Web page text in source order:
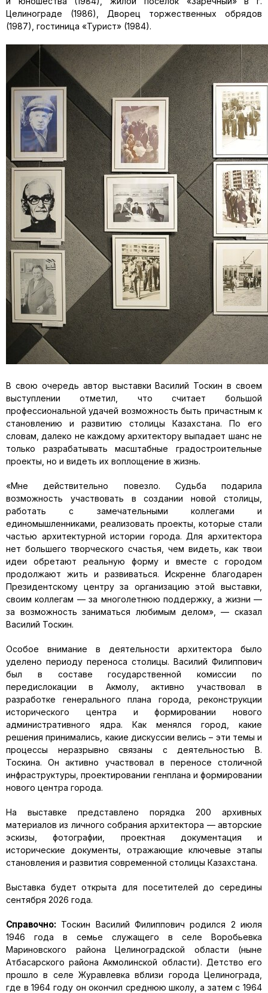
Целинограде (1986), Дворец торжественных обрядов
(1987), гостиница «Турист» (1984).
В свою очередь автор выставки Василий Тоскин в своем
выступлении отметил, что считает большой
профессиональной удачей возможность быть причастным к
становлению и развитию столицы Казахстана. По его
словам, далеко не каждому архитектору выпадает шанс не
только разрабатывать масштабные градостроительные
проекты, но и видеть их воплощение в жизнь.
«Мне действительно повезло. Судьба подарила
возможность участвовать в создании новой столицы,
работать с замечательными коллегами и
единомышленниками, реализовать проекты, которые стали
частью архитектурной истории города. Для архитектора
нет большего творческого счастья, чем видеть, как твои
идеи обретают реальную форму и вместе с городом
продолжают жить и развиваться. Искренне благодарен
Президентскому центру за организацию этой выставки,
своим коллегам — за многолетнюю поддержку, а жизни —
за возможность заниматься любимым делом», — сказал
Василий Тоскин.
Особое внимание в деятельности архитектора было
уделено периоду переноса столицы. Василий Филиппович
был в составе государственной комиссии по
передислокации в Акмолу, активно участвовал в
разработке генерального плана города, реконструкции
исторического центра и формировании нового
административного ядра. Как менялся город, какие
решения принимались, какие дискуссии велись – эти темы и
процессы неразрывно связаны с деятельностью В.
Тоскина. Он активно участвовал в переносе столичной
инфраструктуры, проектировании генплана и формировании
нового центра города.
На выставке представлено порядка 200 архивных
материалов из личного собрания архитектора — авторские
эскизы, фотографии, проектная документация и
исторические документы, отражающие ключевые этапы
становления и развития современной столицы Казахстана.
Выставка будет открыта для посетителей до середины
сентября 2026 года.
Справочно: Тоскин Василий Филиппович родился 2 июля
1946 года в семье служащего в селе Воробьевка
Мариновского района Целиноградской области (ныне
Атбасарского района Акмолинской области). Детство его
прошло в селе Журавлевка вблизи города Целинограда,
где в 1964 году он окончил среднюю школу, а затем с 1964